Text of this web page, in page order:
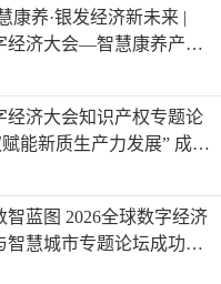
康养·银发经济新未来 |
经济大会—智慧康养产业
办
经济大会知识产权专题论
能新质生产力发展” 成功
智蓝图 2026全球数字经济
智慧城市专题论坛成功举